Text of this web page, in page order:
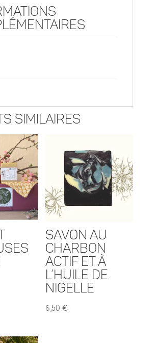
a
similaires
Savon au
Charbon
actif et à
l’huile de
Nigelle
6,50€